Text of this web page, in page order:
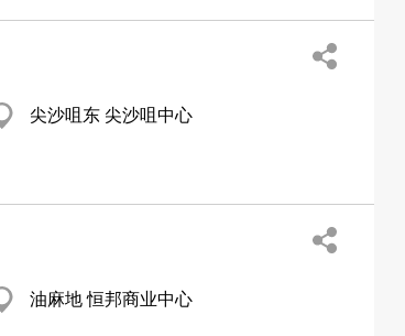
尖沙咀东 尖沙咀中心
油麻地 恒邦商业中心